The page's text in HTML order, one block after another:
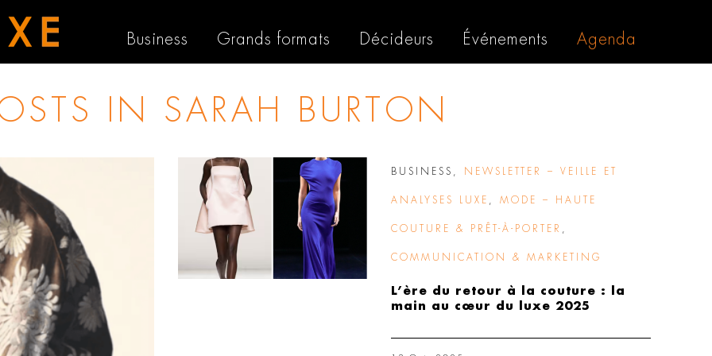
Business Grands formats Décideurs Événements Agenda
IN SARAH BURTON
BUSINESS NEWSLETTER – VEILLE ET
ANALYSES LUXE MODE – HAUTE
COUTURE & PRÊT-À-PORTER
COMMUNICATION & MARKETING
L’ère du retour à la couture : la
main au cœur du luxe 2025